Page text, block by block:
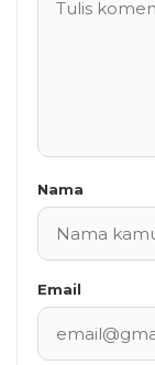
Nama
Email